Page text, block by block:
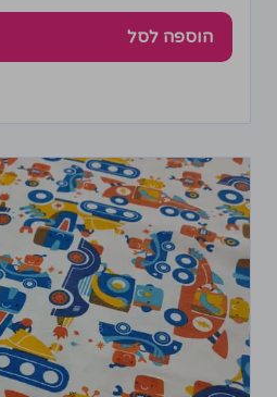
הוספה לסל